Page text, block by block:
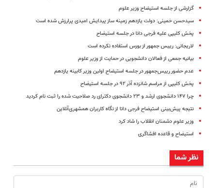
گزارشی از جلسه استیضاح وزیر علوم
سیدحسن خمینی: دولت یازدهم زمینه ساز پیدایش امیدی پرارزش شده است
پخش کلیپی علیه فرجی دانا در جلسه استیضاح
لاریجانی: رییس جمهور از بورس استفاده نکرده است
بیانیه جمعی از فعالان دانشجویی در حمایت از وزیر علوم
عدم حضور رییس‌جمهور در جلسه استیضاح اولین وزیر کابینه یازدهم
پخش کلیپی از مراسم شانزده آذر ۹۲ در جلسه استیضاح
چرا ۱۴۷ دانشجوی ارشد و ۲۳ دانشجوی دکترای رد صلاحیت شده را ثبت نام کردید
نتیجه پیش‌بینی استیضاح فرجی دانا از نگاه کاربران همشهری‌آنلاین
وزیر علوم دشمنان انقلاب را شاد کرد
استیضاح و قاعده افشاگری
نظر شما